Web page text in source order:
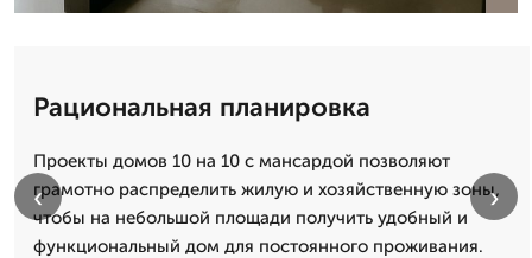
Рациональная планировка
Проекты домов 10 на 10 с мансардой позволяют
грамотно распределить жилую и хозяйственную зоны,
чтобы на небольшой площади получить удобный и
функциональный дом для постоянного проживания.
‹ ›